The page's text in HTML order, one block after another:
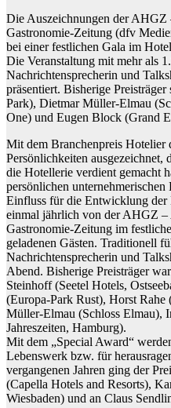
Die Auszeichnungen der
Gastronomie-Zeitung (dfv
bei einer festlichen Gala im
Die Veranstaltung mit mehr als
Nachrichtensprecherin und
präsentiert. Bisherige
Park), Dietmar Müller-Elmau
One) und Eugen Block (Grand
Mit dem Branchenpreis Hotelier
Persönlichkeiten ausgezeichnet,
die Hotellerie verdient gemacht
persönlichen
Einfluss für die Entwicklung
einmal jährlich von der AHGZ
Gastronomie-Zeitung im
geladenen Gästen. Traditionell
Nachrichtensprecherin und
Abend. Bisherige Preisträger
Steinhoff (Seetel Hotels,
(Europa-Park Rust), Horst Rahe
Müller-Elmau (Schloss Elmau),
Jahreszeiten, Hamburg).
Mit dem „Special Award“
Lebenswerk bzw. für
vergangenen Jahren ging der
(Capella Hotels and Resorts),
Wiesbaden) und an Claus